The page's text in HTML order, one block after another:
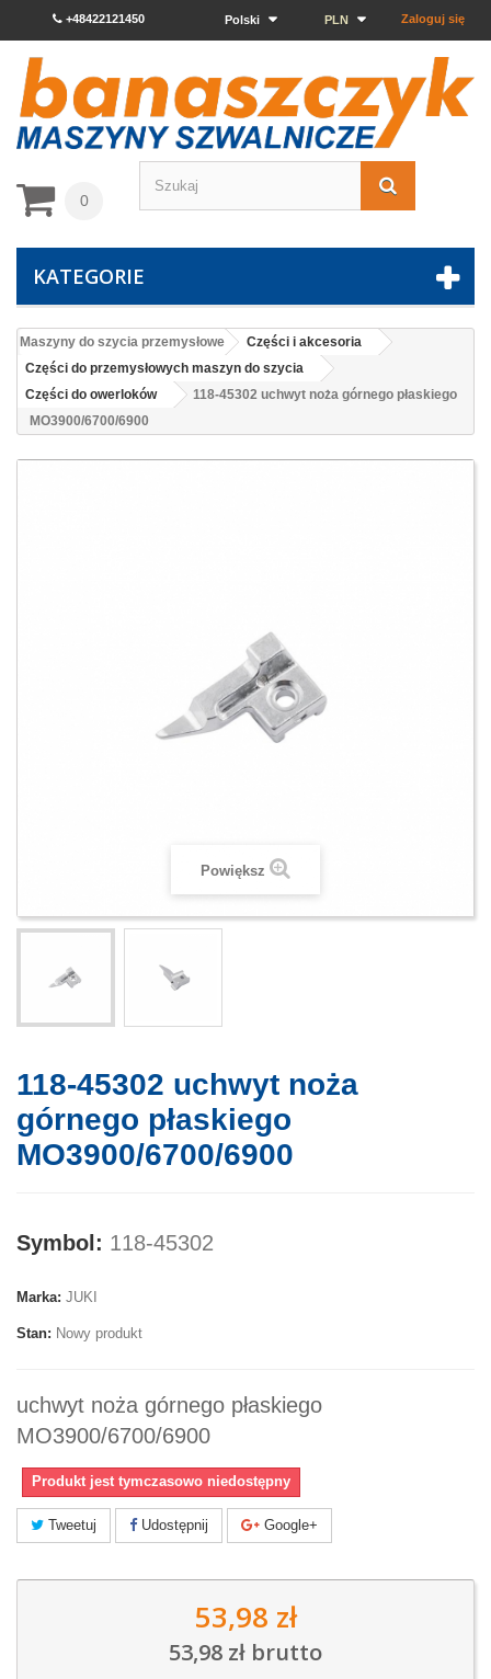
Zaloguj się
PLN
Polski
+48422121450
0
KATEGORIE
Maszyny do szycia przemysłowe
Części i akcesoria
Części do przemysłowych maszyn do szycia
Części do owerloków
118-45302 uchwyt noża górnego płaskiego
MO3900/6700/6900
Powiększ
118-45302 uchwyt noża
górnego płaskiego
MO3900/6700/6900
Symbol: 118-45302
Marka: JUKI
Stan: Nowy produkt
uchwyt noża górnego płaskiego
MO3900/6700/6900
Produkt jest tymczasowo niedostępny
Tweetuj Udostępnij Google+
53,98 zł
53,98 zł brutto